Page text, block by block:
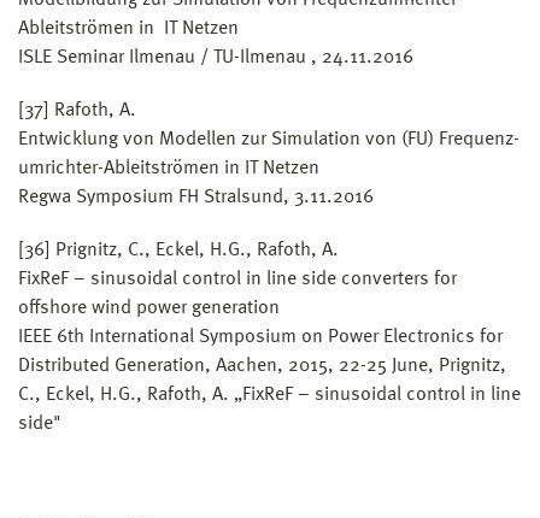
Ableitströmen in IT Netzen
ISLE Seminar Ilmenau / TU-Ilmenau , 24.11.2016
[37] Rafoth, A.
Entwicklung von Modellen zur Simulation von (FU) Frequenz-
umrichter-Ableitströmen in IT Netzen
Regwa Symposium FH Stralsund, 3.11.2016
[36] Prignitz, C., Eckel, H.G., Rafoth, A.
FixReF – sinusoidal control in line side converters for
offshore wind power generation
IEEE 6th International Symposium on Power Electronics for
Distributed Generation, Aachen, 2015, 22-25 June, Prignitz,
C., Eckel, H.G., Rafoth, A. „FixReF – sinusoidal control in line
side"